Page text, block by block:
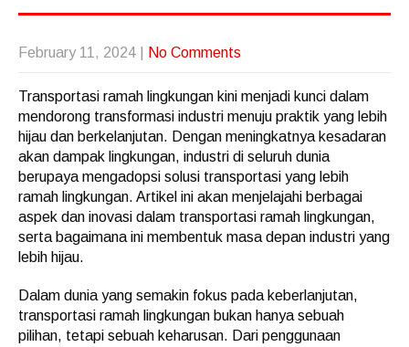
February 11, 2024 No Comments
Transportasi ramah lingkungan kini menjadi kunci dalam
mendorong transformasi industri menuju praktik yang lebih
hijau dan berkelanjutan. Dengan meningkatnya kesadaran
akan dampak lingkungan, industri di seluruh dunia
berupaya mengadopsi solusi transportasi yang lebih
ramah lingkungan. Artikel ini akan menjelajahi berbagai
aspek dan inovasi dalam transportasi ramah lingkungan,
serta bagaimana ini membentuk masa depan industri yang
lebih hijau.
Dalam dunia yang semakin fokus pada keberlanjutan,
transportasi ramah lingkungan bukan hanya sebuah
pilihan, tetapi sebuah keharusan. Dari penggunaan